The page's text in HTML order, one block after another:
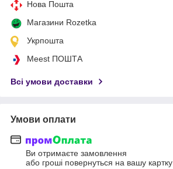
Нова Пошта
Магазини Rozetka
Укрпошта
Meest ПОШТА
Всі умови доставки
Умови оплати
Ви отримаєте замовлення
або гроші повернуться на вашу картку